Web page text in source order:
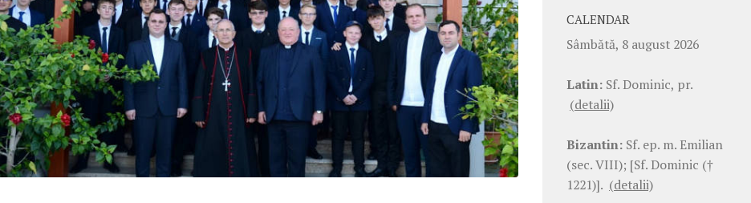
CALENDAR
Sâmbătă, 8 august 2026
Latin: Sf. Dominic, pr.
(detalii)
Bizantin: Sf. ep. m. Emilian
(sec. VIII); [Sf. Dominic (†
1221)]. (detalii)